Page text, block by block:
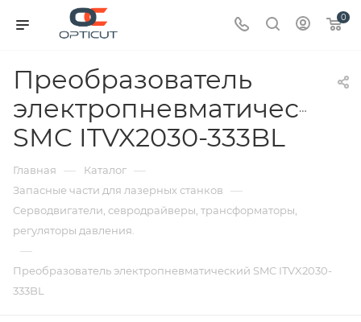
0
Преобразователь
электропневматический
SMC ITVX2030-333BL
Главная — Каталог —
Запасные части для лазерных станков —
Серводвигатели, севродрайверы, трансформаторы,
регуляторы давления.
—
Преобразователь электропневматический SMC ITVX2030-
333BL